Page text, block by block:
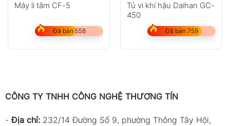
Máy li tâm CF-5
Đã bán 558
Tủ vi khí hậu Daihan GC-
450
Đã bán 759
CÔNG TY TNHH CÔNG NGHỆ THƯƠNG TÍN
-Địa chỉ: 232/14 Đường Số 9, phường Thông Tây Hội,